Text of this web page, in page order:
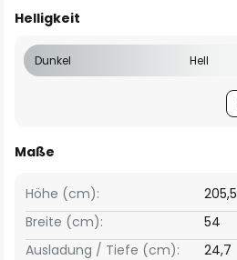
Helligkeit
Dunkel Hell
Maße
Breite (cm): 54
Höhe (cm): 205,5
Ausladung / Tiefe (cm):
24,7